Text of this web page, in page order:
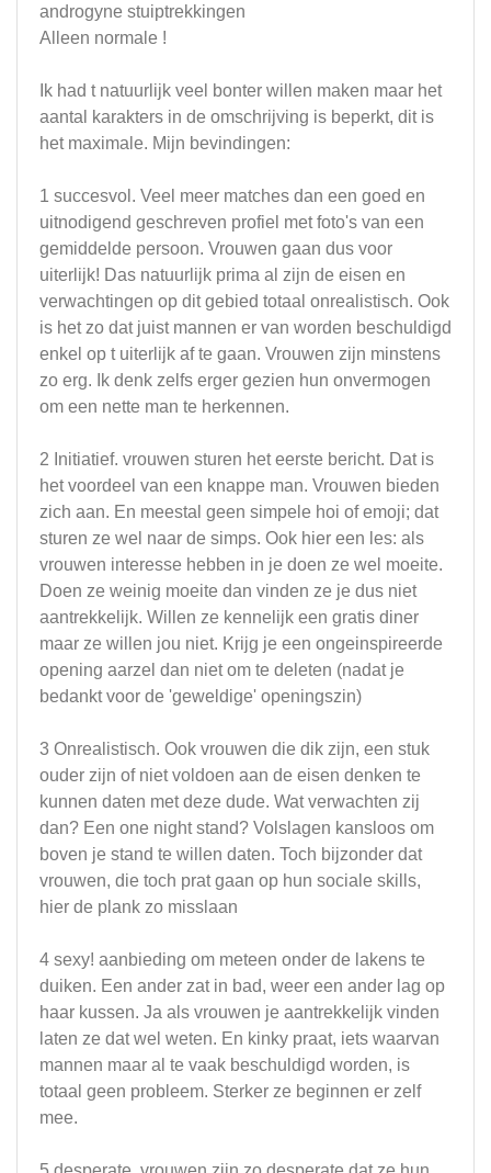
androgyne stuiptrekkingen
Alleen normale !
Ik had t natuurlijk veel bonter willen maken maar het
aantal karakters in de omschrijving is beperkt, dit is
het maximale. Mijn bevindingen:
1 succesvol. Veel meer matches dan een goed en
uitnodigend geschreven profiel met foto's van een
gemiddelde persoon. Vrouwen gaan dus voor
uiterlijk! Das natuurlijk prima al zijn de eisen en
verwachtingen op dit gebied totaal onrealistisch. Ook
is het zo dat juist mannen er van worden beschuldigd
enkel op t uiterlijk af te gaan. Vrouwen zijn minstens
zo erg. Ik denk zelfs erger gezien hun onvermogen
om een nette man te herkennen.
2 Initiatief. vrouwen sturen het eerste bericht. Dat is
het voordeel van een knappe man. Vrouwen bieden
zich aan. En meestal geen simpele hoi of emoji; dat
sturen ze wel naar de simps. Ook hier een les: als
vrouwen interesse hebben in je doen ze wel moeite.
Doen ze weinig moeite dan vinden ze je dus niet
aantrekkelijk. Willen ze kennelijk een gratis diner
maar ze willen jou niet. Krijg je een ongeinspireerde
opening aarzel dan niet om te deleten (nadat je
bedankt voor de 'geweldige' openingszin)
3 Onrealistisch. Ook vrouwen die dik zijn, een stuk
ouder zijn of niet voldoen aan de eisen denken te
kunnen daten met deze dude. Wat verwachten zij
dan? Een one night stand? Volslagen kansloos om
boven je stand te willen daten. Toch bijzonder dat
vrouwen, die toch prat gaan op hun sociale skills,
hier de plank zo misslaan
4 sexy! aanbieding om meteen onder de lakens te
duiken. Een ander zat in bad, weer een ander lag op
haar kussen. Ja als vrouwen je aantrekkelijk vinden
laten ze dat wel weten. En kinky praat, iets waarvan
mannen maar al te vaak beschuldigd worden, is
totaal geen probleem. Sterker ze beginnen er zelf
mee.